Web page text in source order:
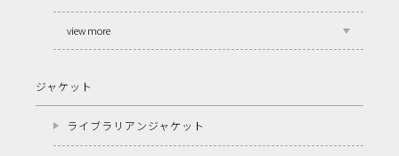
view more
ジャケット
ライブラリアンジャケット